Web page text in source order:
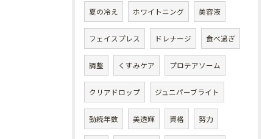
夏の冷え ホワイトニング 美容液
フェイスプレス ドレナージ 食べ過ぎ
調整 くすみケア プロテアソーム
クリアドロップ ジュニパーブライト
勤続年数 美透輝 資格 努力